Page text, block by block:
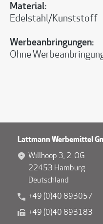
Material:
Edelstahl/Kunststoff
Werbeanbringungen:
Ohne
Lattmann Werbemittel
Willhoop 3, 2. OG
22453 Hamburg
Deutschland
+49 (0)40 893057
+49 (0)40 893183